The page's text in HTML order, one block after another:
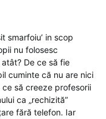
smarfoiu’ in scop
nu folosesc
De ce să fie
cuminte că nu are nici
să creeze profesorii
ca „rechizită”
fără telefon. Iar